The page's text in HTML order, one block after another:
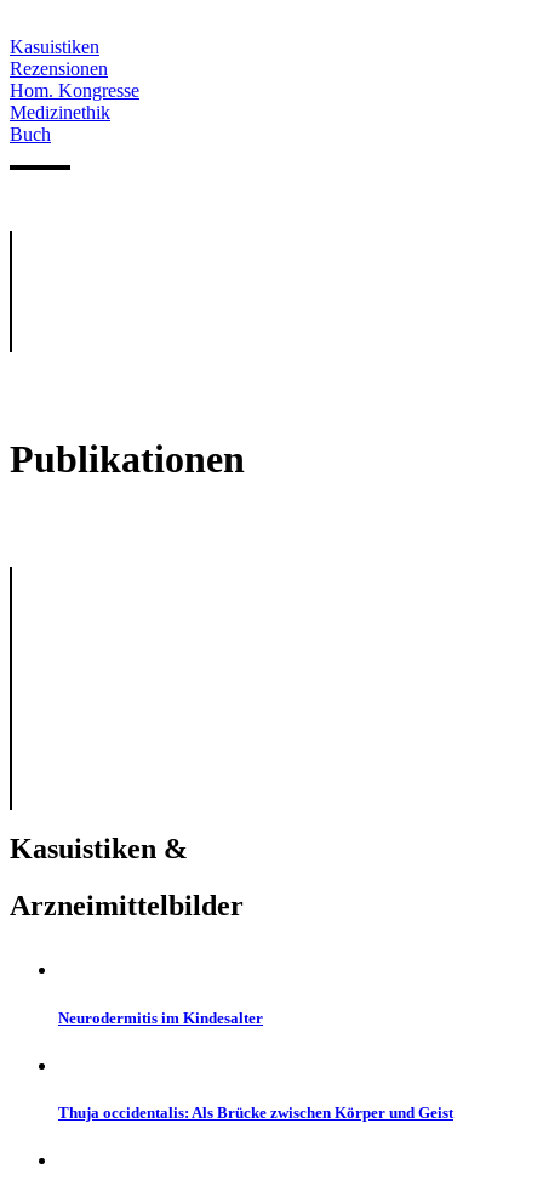
Kasuistiken
Rezensionen
Hom. Kongresse
Medizinethik
Buch
Publikationen
Kasuistiken &
Arzneimittelbilder
Neurodermitis im Kindesalter
Thuja occidentalis: Als Brücke zwischen Körper und Geist